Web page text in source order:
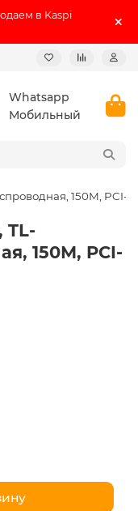
в Kaspi
Whatsapp
Мобильный
150М, PCI-E
TL-
150М, PCI-